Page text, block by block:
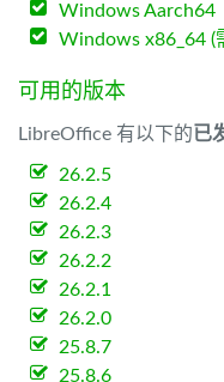
Windows Aarch64
Windows x86_64 (
可用的版本
LibreOffice 有以下的已
26.2.5
26.2.4
26.2.3
26.2.2
26.2.1
26.2.0
25.8.7
25.8.6